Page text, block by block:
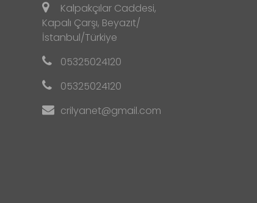
Kalpakçılar Caddesi,
Kapalı Çarşı, Beyazıt/
İstanbul/Türkiye
05325024120
05325024120
crilyanet@gmail.com